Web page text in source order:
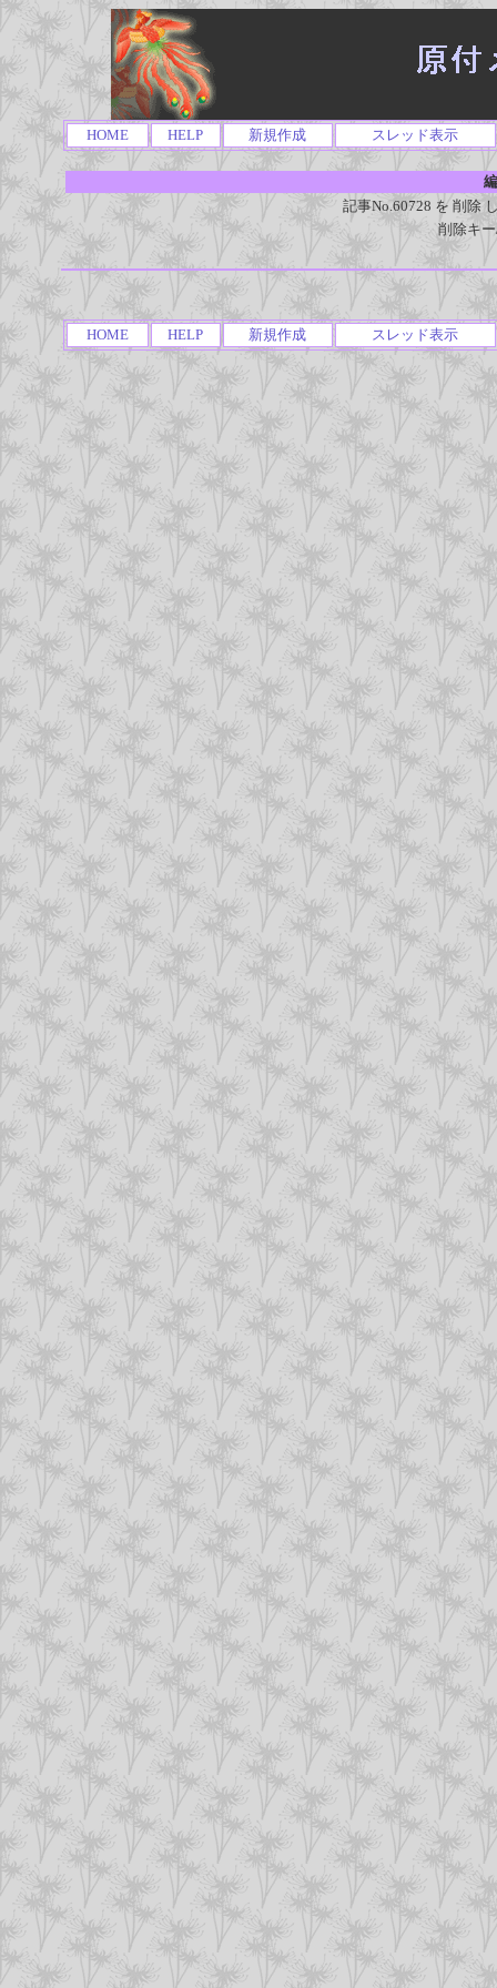
HOME HELP 新規作成 スレッド表示
記事No.60728 を 削除
削除キ
HOME HELP 新規作成 スレッド表示